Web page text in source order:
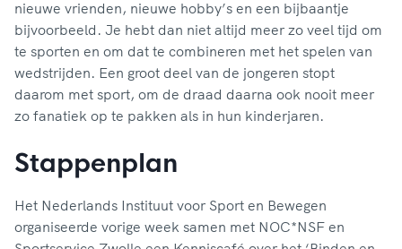
nieuwe vrienden, nieuwe hobby’s en een bijbaantje
bijvoorbeeld. Je hebt dan niet altijd meer zo veel tijd om
te sporten en om dat te combineren met het spelen van
wedstrijden. Een groot deel van de jongeren stopt
daarom met sport, om de draad daarna ook nooit meer
zo fanatiek op te pakken als in hun kinderjaren.
Stappenplan
Het Nederlands Instituut voor Sport en Bewegen
organiseerde vorige week samen met NOC*NSF en